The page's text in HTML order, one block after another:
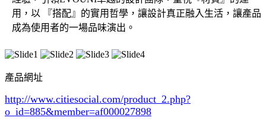
用，以 『搭配』的實用哲學，讓設計真正融入生活，讓產品
成為使用者的一場品味演出。
產品網址
http://www.citiesocial.com/product_2.php?
o_id=885&member=af000027898